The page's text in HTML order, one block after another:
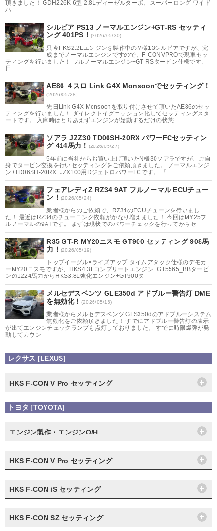
頂きました！ GDH226K 6型 2.8Lディーゼルターボ、スーパーロング ワイド
ハ
シルビア PS13 ノーマルエンジン+GT-RS セッティ
ング 401PS！ (2026/05/30)
只今HKS2.2Lエンジンを製作中のM様13シルビアですが、完
成までノーマルエンジンですので、F-CONVPROで現車セッ
ティングを行いました！ フルノーマルエンジン+GT-RSタービン仕様です。
日
AE86 ４スロ Link G4X Monsoonでセッティング！
(2026/05/28)
先日Link G4X Monsoonを取り付けさせて頂いたAE86のセッ
ティングを行いました！ ダイレクトイグニッション化してセッティングスタ
ートです。 入庫時はとりあえずエンジンが始動するだけの状態
ソアラ JZZ30 TD06SH-20RX パワーFCセッティン
グ 414馬力！ (2026/05/27)
5年前に当社からお買い上げ頂いたN様30ソアラですが、ご自
身でタービン交換を行いセッティングをご依頼頂きました。 ノーマルエンジ
ン+TD06SH-20RX+JZX100用DジェトロパワーFCです。 『
フェアレディZ RZ34 9AT フルノーマル ECUチュー
ン！ (2026/05/24)
業者様からのご依頼で、RZ34のECUチューンを行いまし
た！ 最近はRZ34のチューニング依頼がかなり増えました！ 今回はMY25フ
ルノーマルの9ATです。 まずは現状でのパワーチェックを行ってからセ
R35 GT-R MY20ニスモ GT900 セッティング 908馬
力！ (2026/05/19)
トップイーグル×ライズアップ タイムアタック仕様のデモカ
ーMY20ニスモですが、HKS4.3Lコンプリートエンジン+GT5565_BBタービ
ンの1224馬力からHKS3.8L強化エンジン+GT900タ
メルセデスベンツ GLE350d アドブルー警告灯 DME
を無効化！ (2026/05/16)
業者様からメルセデスベンツ GLS350dのアドブルーシステム
無効化をご依頼頂きました！ すでにアドブルー警告灯の表示
が出てエンジンチェックランプも点灯しておりました。 すでに時限爆弾が発
動してカウン
レクサス [LEXUS]
HKS F-CON V Pro セッティング
トヨタ [TOYOTA]
エンジン製作・エンジンO/H
HKS F-CON V Pro セッティング
HKS F-CON iS セッティング
HKS F-CON SZ セッティング